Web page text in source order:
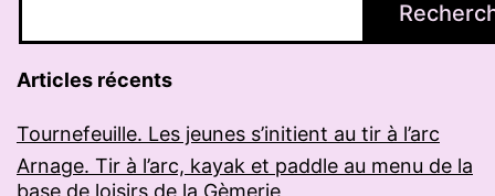
Articles récents
Tournefeuille. Les jeunes s’initient au tir à l’arc
Arnage. Tir à l’arc, kayak et paddle au menu de la